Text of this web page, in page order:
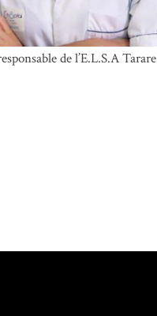
de l’E.L.S.A Tarare